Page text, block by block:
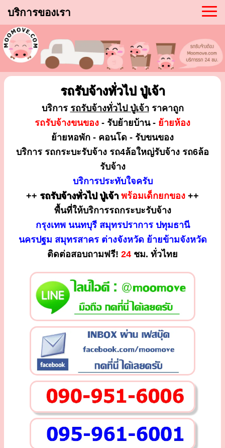
บริการของเรา
รถรับจ้างทั่วไป ปู่เจ้า
บริการ รถรับจ้างทั่วไป ปู่เจ้าราคาถูก
รถรับจ้างขนของ - รับย้ายบ้าน - ย้ายห้อง
ย้ายหอพัก - คอนโด - รับขนของ
บริการ รถกระบะรับจ้าง รถ4ล้อใหญ่รับจ้าง รถ6ล้อ
รับจ้าง
บริการประทับใจครับ
++ รถรับจ้างทั่วไป ปู่เจ้า พร้อมเด็กยกของ ++
พื้นที่ให้บริการรถกระบะรับจ้าง
กรุงเทพ นนทบุรี สมุทรปราการ ปทุมธานี
นครปฐม สมุทรสาคร ต่างจังหวัด ย้ายข้ามจังหวัด
ติดต่อสอบถามฟรี! 24 ชม. ทั่วไทย